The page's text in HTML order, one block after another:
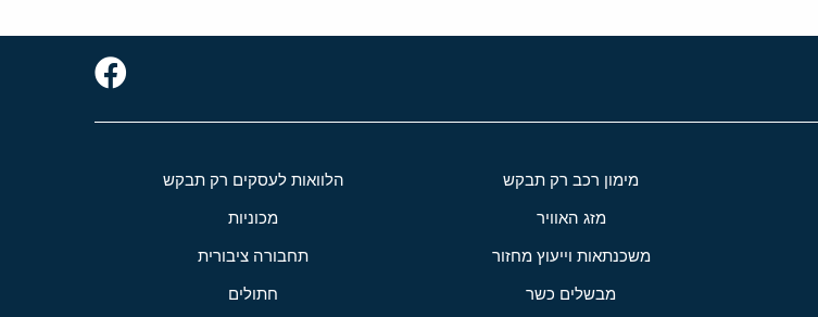
מימון רכב רק תבקש הלוואות לעסקים רק תבקש
מזג האוויר מכוניות
משכנתאות וייעוץ מחזור תחבורה ציבורית
מבשלים כשר חתולים